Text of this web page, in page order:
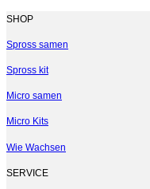
Produkt
mehrere
auf.
Optionen
auf
der
Produktseite
gewählt
werden
SHOP
Spross samen
Spross kit
Micro samen
Micro Kits
Wie Wachsen
SERVICE